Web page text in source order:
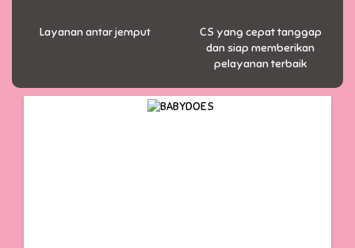
Layanan antar jemput
CS yang cepat tanggap
dan siap memberikan
pelayanan terbaik